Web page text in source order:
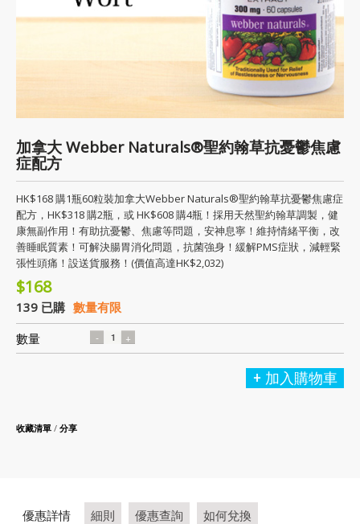
加拿大 Webber Naturals®聖約翰草抗憂鬱焦慮
症配方
HK$168 購1瓶60粒裝加拿大Webber Naturals®聖約翰草抗憂鬱焦慮症
配方，HK$318 購2瓶，或 HK$608 購4瓶！採用天然聖約翰草調製，健
康無副作用！有助抗憂鬱、焦慮等問題，安神息寧！維持情緒平衡，改
善睡眠質素！可解決腸胃消化問題，抗菌強身！緩解PMS症狀，減輕緊
張性頭痛！設送貨服務！(價值高達HK$2,032)
$168
139 已購 數量有限
數量
加入購物車
收藏清單 / 分享
優惠詳情 細則 優惠查詢 如何兌換